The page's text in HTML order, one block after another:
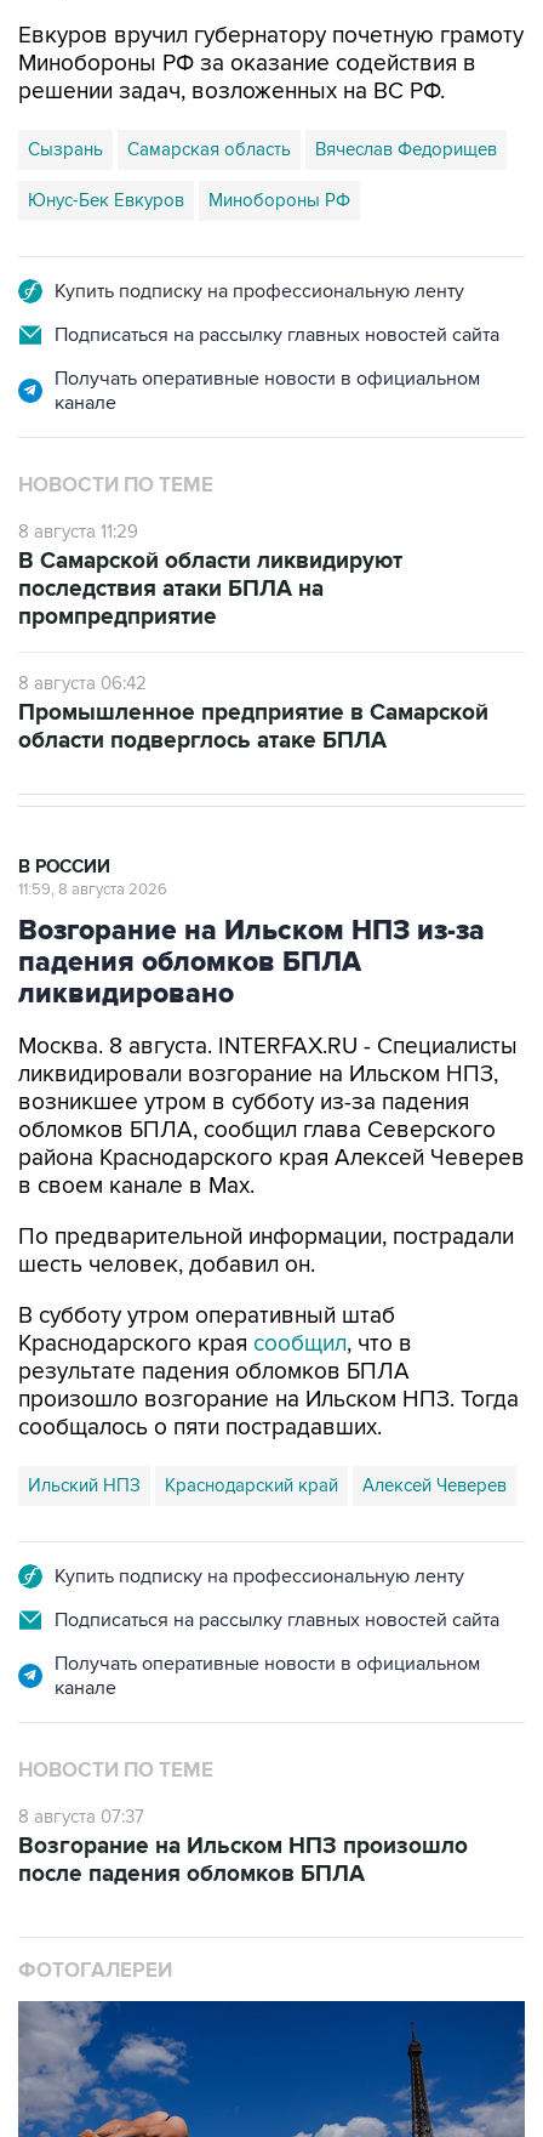
Евкуров вручил губернатору почетную грамоту
Минобороны РФ за оказание содействия в
решении задач, возложенных на ВС РФ.
Сызрань Самарская область Вячеслав Федорищев
Юнус-Бек Евкуров Минобороны РФ
Купить подписку на профессиональную ленту
Подписаться на рассылку главных новостей сайта
Получать оперативные новости в официальном
канале
НОВОСТИ ПО ТЕМЕ
8 августа 11:29
В Самарской области ликвидируют
последствия атаки БПЛА на
промпредприятие
8 августа 06:42
Промышленное предприятие в Самарской
области подверглось атаке БПЛА
В РОССИИ
11:59, 8 августа 2026
Возгорание на Ильском НПЗ из-за
падения обломков БПЛА
ликвидировано
Москва. 8 августа. INTERFAX.RU - Специалисты
ликвидировали возгорание на Ильском НПЗ,
возникшее утром в субботу из-за падения
обломков БПЛА, сообщил глава Северского
района Краснодарского края Алексей Чеверев
в своем канале в Max.
По предварительной информации, пострадали
шесть человек, добавил он.
В субботу утром оперативный штаб
Краснодарского края сообщил, что в
результате падения обломков БПЛА
произошло возгорание на Ильском НПЗ. Тогда
сообщалось о пяти пострадавших.
Ильский НПЗ Краснодарский край Алексей Чеверев
Купить подписку на профессиональную ленту
Подписаться на рассылку главных новостей сайта
Получать оперативные новости в официальном
канале
НОВОСТИ ПО ТЕМЕ
8 августа 07:37
Возгорание на Ильском НПЗ произошло
после падения обломков БПЛА
ФОТОГАЛЕРЕИ